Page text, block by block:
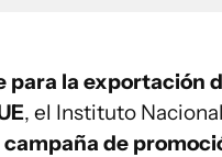
para la exportación
, el Instituto
campaña de